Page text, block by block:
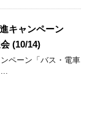
キャンペーン
(10/14)
ペーン「バス・電車